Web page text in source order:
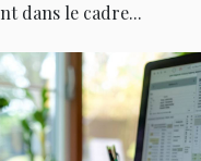
dans le cadre...